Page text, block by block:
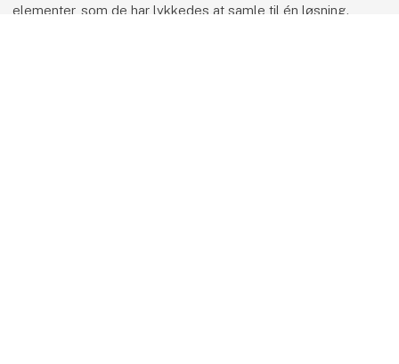
elementer, som de har lykkedes at samle til én løsning.